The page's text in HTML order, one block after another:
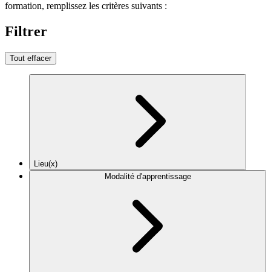
formation, remplissez les critères suivants :
Filtrer
Tout effacer
Lieu(x)
Modalité d'apprentissage